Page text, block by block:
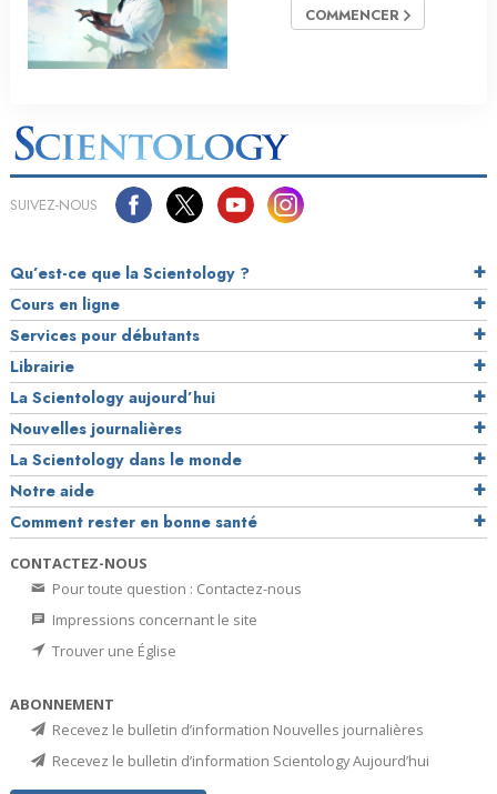
COMMENCER
SUIVEZ-NOUS
Qu’est-ce que la Scientology ?
Cours en ligne
Services pour débutants
Librairie
La Scientology aujourd’hui
Nouvelles journalières
La Scientology dans le monde
Notre aide
Comment rester en bonne santé
CONTACTEZ-NOUS
Pour toute question : Contactez-nous
Impressions concernant le site
Trouver une Église
ABONNEMENT
Recevez le bulletin d’information Nouvelles journalières
Recevez le bulletin d’information Scientology Aujourd’hui